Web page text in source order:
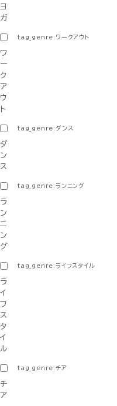
ヨ
ガ
tag_genre:ワークアウト
ワ
ー
ク
ア
ウ
ト
tag_genre:ダンス
ダ
ン
ス
tag_genre:ランニング
ラ
ン
ニ
ン
グ
tag_genre:ライフスタイル
ラ
イ
フ
ス
タ
イ
ル
tag_genre:チア
チ
ア